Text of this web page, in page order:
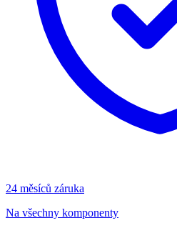
24 měsíců záruka
Na všechny komponenty